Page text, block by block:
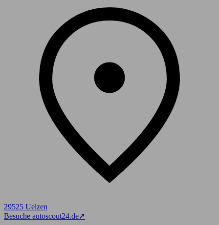
29525 Uelzen
Besuche autoscout24.de➚